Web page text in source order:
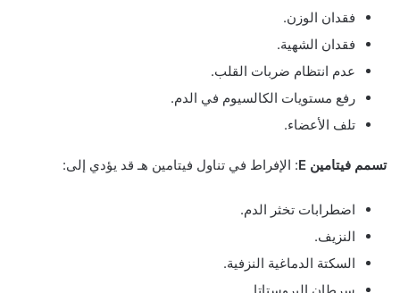
فقدان الوزن.
فقدان الشهية.
عدم انتظام ضربات القلب.
رفع مستويات الكالسيوم في الدم.
تلف الأعضاء.
تسمم فيتامين E : الإفراط في تناول فيتامين هـ قد يؤدي إلى:
اضطرابات تخثر الدم.
النزيف.
السكتة الدماغية النزفية.
سرطان البروستاتا.